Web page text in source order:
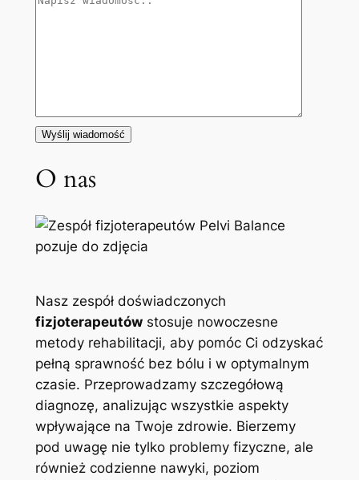
O nas
Nasz zespół doświadczonych
fizjoterapeutówstosuje nowoczesne
metody rehabilitacji, aby pomóc Ci odzyskać
pełną sprawność bez bólu i w optymalnym
czasie. Przeprowadzamy szczegółową
diagnozę, analizując wszystkie aspekty
wpływające na Twoje zdrowie. Bierzemy
pod uwagę nie tylko problemy fizyczne, ale
również codzienne nawyki, poziom